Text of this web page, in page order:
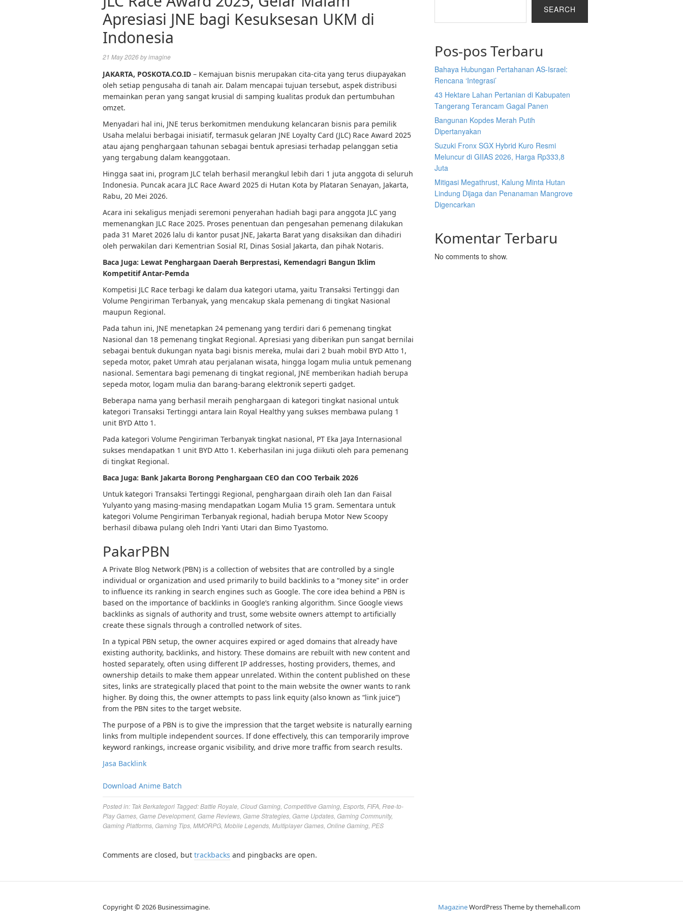
Apresiasi JNE bagi Kesuksesan UKM di
Indonesia
21 May 2026byimagine
JAKARTA, POSKOTA.CO.ID – Kemajuan bisnis merupakan cita-cita yang terus diupayakan
oleh setiap pengusaha di tanah air. Dalam mencapai tujuan tersebut, aspek distribusi
memainkan peran yang sangat krusial di samping kualitas produk dan pertumbuhan
omzet.
Menyadari hal ini, JNE terus berkomitmen mendukung kelancaran bisnis para pemilik
Usaha melalui berbagai inisiatif, termasuk gelaran JNE Loyalty Card (JLC) Race Award 2025
atau ajang penghargaan tahunan sebagai bentuk apresiasi terhadap pelanggan setia
yang tergabung dalam keanggotaan.
Hingga saat ini, program JLC telah berhasil merangkul lebih dari 1 juta anggota di seluruh
Indonesia. Puncak acara JLC Race Award 2025 di Hutan Kota by Plataran Senayan, Jakarta,
Rabu, 20 Mei 2026.
Acara ini sekaligus menjadi seremoni penyerahan hadiah bagi para anggota JLC yang
memenangkan JLC Race 2025. Proses penentuan dan pengesahan pemenang dilakukan
pada 31 Maret 2026 lalu di kantor pusat JNE, Jakarta Barat yang disaksikan dan dihadiri
oleh perwakilan dari Kementrian Sosial RI, Dinas Sosial Jakarta, dan pihak Notaris.
Baca Juga: Lewat Penghargaan Daerah Berprestasi, Kemendagri Bangun Iklim
Kompetitif Antar-Pemda
Kompetisi JLC Race terbagi ke dalam dua kategori utama, yaitu Transaksi Tertinggi dan
Volume Pengiriman Terbanyak, yang mencakup skala pemenang di tingkat Nasional
maupun Regional.
Pada tahun ini, JNE menetapkan 24 pemenang yang terdiri dari 6 pemenang tingkat
Nasional dan 18 pemenang tingkat Regional. Apresiasi yang diberikan pun sangat bernilai
sebagai bentuk dukungan nyata bagi bisnis mereka, mulai dari 2 buah mobil BYD Atto 1,
sepeda motor, paket Umrah atau perjalanan wisata, hingga logam mulia untuk pemenang
nasional. Sementara bagi pemenang di tingkat regional, JNE memberikan hadiah berupa
sepeda motor, logam mulia dan barang-barang elektronik seperti gadget.
Beberapa nama yang berhasil meraih penghargaan di kategori tingkat nasional untuk
kategori Transaksi Tertinggi antara lain Royal Healthy yang sukses membawa pulang 1
unit BYD Atto 1.
Pada kategori Volume Pengiriman Terbanyak tingkat nasional, PT Eka Jaya Internasional
sukses mendapatkan 1 unit BYD Atto 1. Keberhasilan ini juga diikuti oleh para pemenang
di tingkat Regional.
Baca Juga: Bank Jakarta Borong Penghargaan CEO dan COO Terbaik 2026
Untuk kategori Transaksi Tertinggi Regional, penghargaan diraih oleh Ian dan Faisal
Yulyanto yang masing-masing mendapatkan Logam Mulia 15 gram. Sementara untuk
kategori Volume Pengiriman Terbanyak regional, hadiah berupa Motor New Scoopy
berhasil dibawa pulang oleh Indri Yanti Utari dan Bimo Tyastomo.
PakarPBN
A Private Blog Network (PBN) is a collection of websites that are controlled by a single
individual or organization and used primarily to build backlinks to a “money site” in order
to influence its ranking in search engines such as Google. The core idea behind a PBN is
based on the importance of backlinks in Google’s ranking algorithm. Since Google views
backlinks as signals of authority and trust, some website owners attempt to artificially
create these signals through a controlled network of sites.
In a typical PBN setup, the owner acquires expired or aged domains that already have
existing authority, backlinks, and history. These domains are rebuilt with new content and
hosted separately, often using different IP addresses, hosting providers, themes, and
ownership details to make them appear unrelated. Within the content published on these
sites, links are strategically placed that point to the main website the owner wants to rank
higher. By doing this, the owner attempts to pass link equity (also known as “link juice”)
from the PBN sites to the target website.
The purpose of a PBN is to give the impression that the target website is naturally earning
links from multiple independent sources. If done effectively, this can temporarily improve
keyword rankings, increase organic visibility, and drive more traffic from search results.
Jasa Backlink
Download Anime Batch
Posted in: Tak Berkategori Tagged:Battle Royale Cloud Gaming Competitive Gaming Esports FIFA Free-to-
Play Games Game Development, Game Reviews Game Strategies Game Updates Gaming Community,
Gaming Platforms Gaming Tips MMORPG Mobile Legends Multiplayer Games Online Gaming PES
Comments are closed, but trackbacks and pingbacks are open.
SEARCH
Pos-pos Terbaru
Bahaya Hubungan Pertahanan AS-Israel:
Rencana ‘Integrasi’
43 Hektare Lahan Pertanian di Kabupaten
Tangerang Terancam Gagal Panen
Bangunan Kopdes Merah Putih
Dipertanyakan
Suzuki Fronx SGX Hybrid Kuro Resmi
Meluncur di GIIAS 2026, Harga Rp333,8
Juta
Mitigasi Megathrust, Kalung Minta Hutan
Lindung Dijaga dan Penanaman Mangrove
Digencarkan
Komentar Terbaru
No comments to show.
Copyright © 2026 Businessimagine. MagazineWordPress Theme by themehall.com